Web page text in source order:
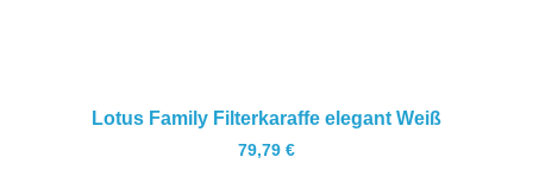
Lotus Family Filterkaraffe elegant Weiß
79,79 €